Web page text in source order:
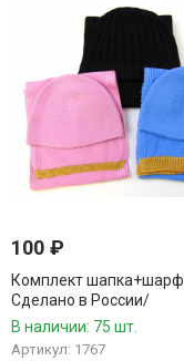
100 ₽
Комплект
Сделано в России/
В наличии: 75 шт.
Артикул: 1767